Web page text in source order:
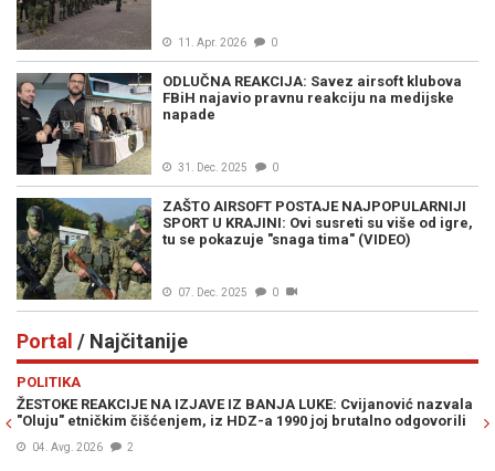
11. Apr. 2026 0
ODLUČNA REAKCIJA: Savez airsoft klubova
FBiH najavio pravnu reakciju na medijske
napade
31. Dec. 2025 0
ZAŠTO AIRSOFT POSTAJE NAJPOPULARNIJI
SPORT U KRAJINI: Ovi susreti su više od igre,
tu se pokazuje "snaga tima" (VIDEO)
07. Dec. 2025 0
Portal / Najčitanije
POLITIKA
ŽESTOKE REAKCIJE NA IZJAVE IZ BANJA LUKE: Cvijanović nazvala
"Oluju" etničkim čišćenjem, iz HDZ-a 1990 joj brutalno odgovorili
04. Avg. 2026 2